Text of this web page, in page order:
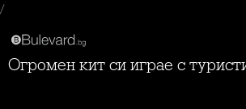
/
Огромен кит си играе с